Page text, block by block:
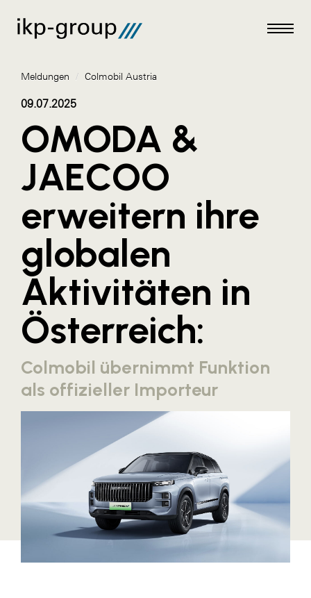
Meldungen
AKTUELLES
ALEX Krems
Amazon Web Services
Artweger
AustroCel Hallein
Blaguss
Cineplexx
Controller Institut
Designer Outlets Parndorf und Salzburg
DOMOFERM
Essity
Meldungen / Colmobil Austria
09.07.2025
OMODA &
JAECOO
erweitern ihre
globalen
Aktivitäten in
Österreich:
Colmobil übernimmt Funktion
als offizieller Importeur